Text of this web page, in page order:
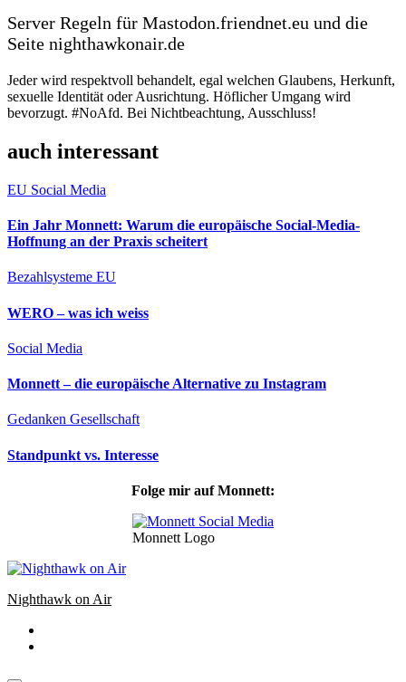
Server Regeln für Mastodon.friendnet.eu und die
Seite nighthawkonair.de
Jeder wird respektvoll behandelt, egal welchen Glaubens, Herkunft,
sexuelle Identität oder Ausrichtung. Höflicher Umgang wird
bevorzugt. #NoAfd. Bei Nichtbeachtung, Ausschluss!
auch interessant
EU Social Media
Ein Jahr Monnett: Warum die europäische Social-Media-
Hoffnung an der Praxis scheitert
Bezahlsysteme EU
WERO – was ich weiss
Social Media
Monnett – die europäische Alternative zu Instagram
Gedanken Gesellschaft
Standpunkt vs. Interesse
Folge mir auf Monnett:
Monnett Logo
Nighthawk on Air